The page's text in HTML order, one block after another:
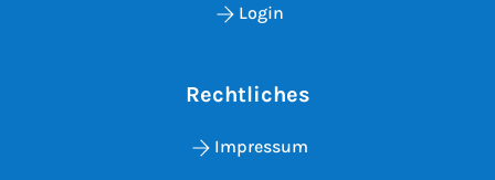
Login
Rechtliches
Impressum